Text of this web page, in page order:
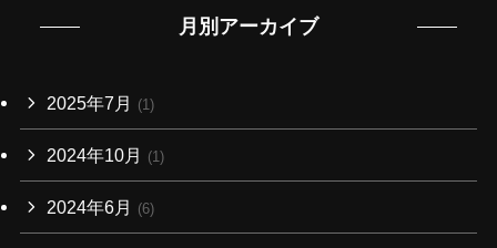
月別アーカイブ
2025年7月 (1)
2024年10月 (1)
2024年6月 (6)